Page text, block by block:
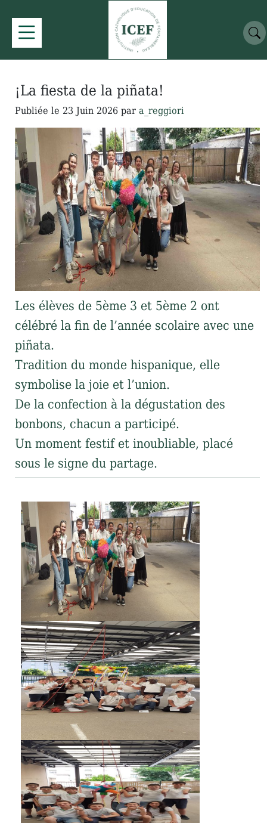
¡La fiesta de la piñata!
Publiée le 23 Juin 2026 par a_reggiori
Les élèves de 5ème 3 et 5ème 2 ont
célébré la fin de l’année scolaire avec une
piñata.
Tradition du monde hispanique, elle
symbolise la joie et l’union.
De la confection à la dégustation des
bonbons, chacun a participé.
Un moment festif et inoubliable, placé
sous le signe du partage.